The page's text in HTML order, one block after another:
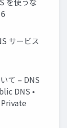
サービス
て – DNS
DNS •